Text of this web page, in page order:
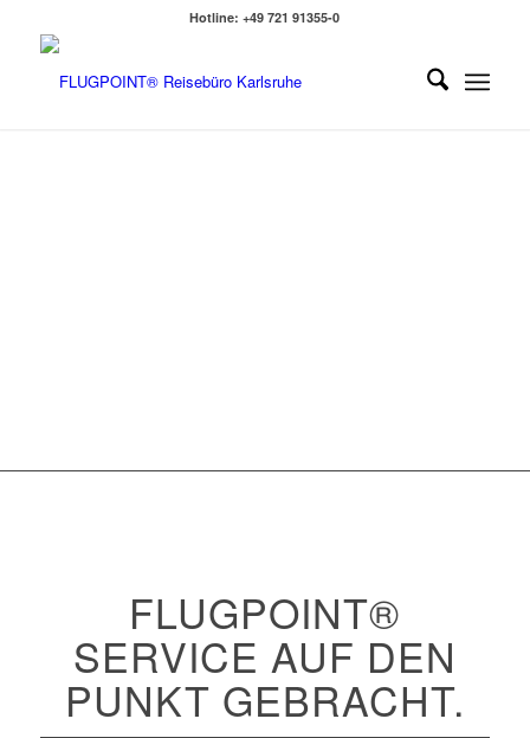
Hotline: +49 721 91355-0
FLUGPOINT®
SERVICE AUF DEN
PUNKT GEBRACHT.